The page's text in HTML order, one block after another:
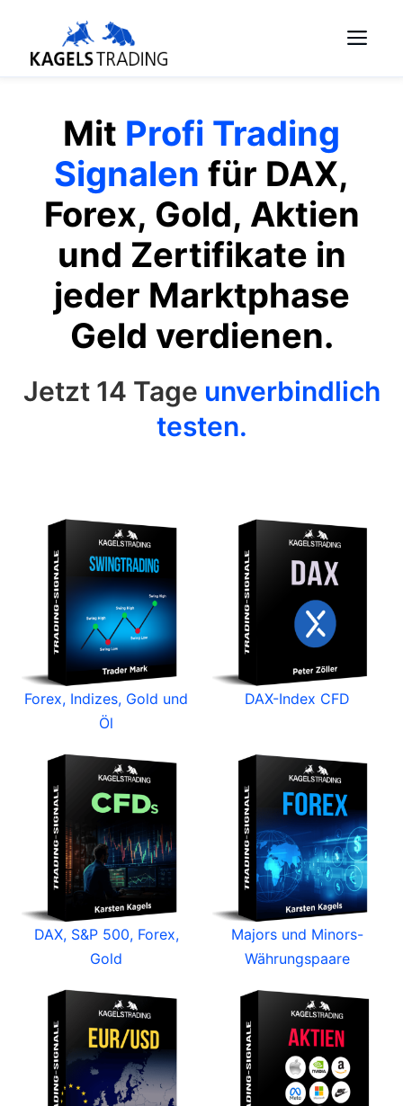
content
Mit Profi Trading
Signalen für DAX,
Forex, Gold, Aktien
und Zertifikate in
jeder Marktphase
Geld verdienen.
Jetzt 14 Tage unverbindlich
testen.
Forex, Indizes, Gold und
Öl
DAX-Index CFD
DAX, S&P 500, Forex,
Gold
Majors und Minors-
Währungspaare